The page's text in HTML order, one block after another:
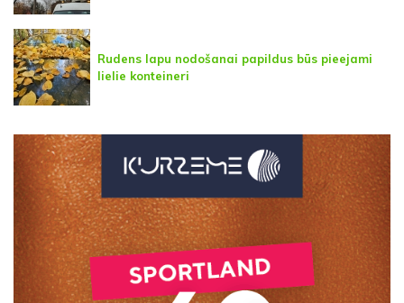
Rudens lapu nodošanai papildus būs pieejami
lielie konteineri